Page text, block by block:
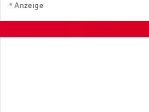
* Anzeige